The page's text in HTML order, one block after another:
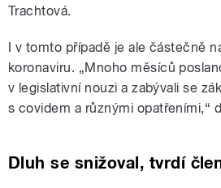
Trachtová.
I v tomto případě je ale částečně
koronaviru. „Mnoho měsíců
v legislativní nouzi a zabývali se
s covidem a různými opatřeními,“
Dluh se snižoval, tvrdí